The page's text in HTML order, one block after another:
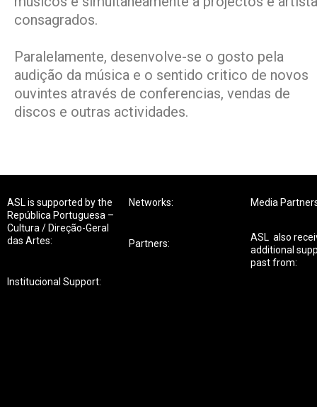
consagrados.
Paralelamente, desenvolve-se o gosto pela
audição da música e o sentido critico de novos
ouvintes através de conferencias, vendas de
discos e outras actividades.
ASL is supported by the
República Portuguesa –
Cultura / Direção-Geral
das Artes:
Institucional Support:
Networks:
Partners:
Media
ASL also
additional
past from: